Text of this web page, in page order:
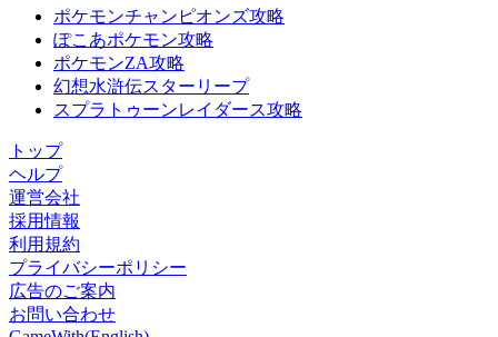
ポケモンチャンピオンズ攻略
ぽこあポケモン攻略
ポケモンZA攻略
幻想水滸伝スターリープ
スプラトゥーンレイダース攻略
トップ
ヘルプ
運営会社
採用情報
利用規約
プライバシーポリシー
広告のご案内
お問い合わせ